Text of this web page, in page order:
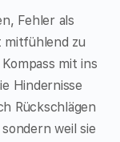
Fehler als
mitfühlend zu
mit ins
Hindernisse
Rückschlägen
weil sie